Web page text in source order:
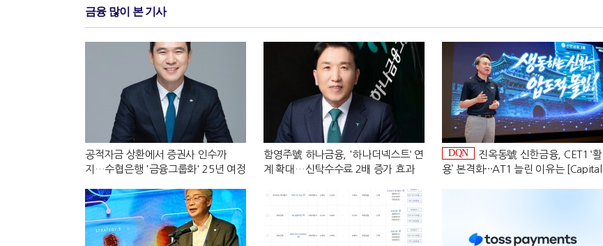
금융 많이 본 기사
공적자금 상환에서 증권사 인수까
지…수협은행 '금융그룹화' 25년 여정
함영주號 하나금융, '하나더넥스트‘ 연
계 확대…신탁수수료 2배 증가 효과
DQN
진옥동號 신한금융, CET1 ‘활
용’ 본격화···AT1 늘린 이유는 [Capital